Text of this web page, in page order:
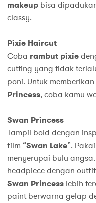
makeup bisa
classy.
Pixie Haircut
Coba rambut pixie
cutting yang tidak
poni. Untuk
Princess, coba kamu
Swan Princess
Tampil bold dengan
film “Swan Lake”.
menyerupai bulu
headpiece dengan
Swan Princess lebih
paint berwarna gelap